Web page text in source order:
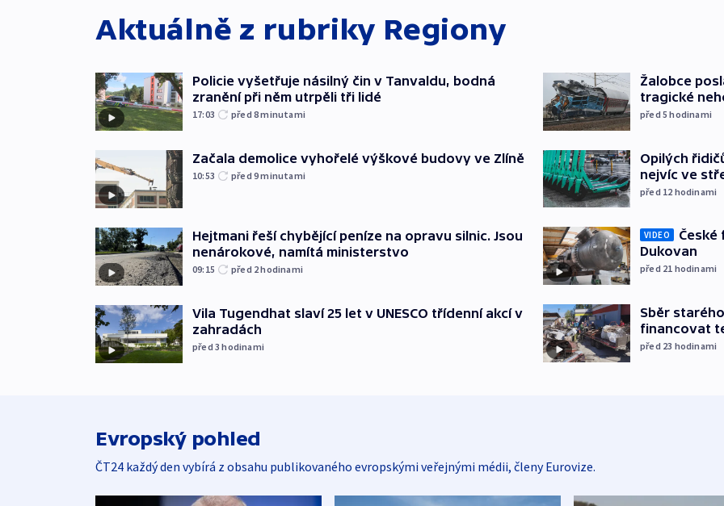
Aktuálně z rubriky Regiony
Policie vyšetřuje násilný čin v Tanvaldu, bodná
zranění při něm utrpěli tři lidé
17:03 před 8minutami
Začala demolice vyhořelé výškové budovy ve Zlíně
10:53 před 9minutami
Hejtmani řeší chybějící peníze na opravu silnic. Jsou
nenárokové, namítá ministerstvo
09:15 před 2hodinami
Vila Tugendhat slaví 25 let v UNESCO třídenní akcí v
zahradách
před 3hodinami
Žalobce
tragické
před 5hodinami
Opilých
nejvíc ve
před 12 hodinami
VIDEO
Dukovan
před 21 hodinami
Sběr
financovat
před 23 hodinami
Evropský pohled
ČT24 každý den vybírá z obsahu publikovaného evropskými veřejnými médii, členy Eurovize.